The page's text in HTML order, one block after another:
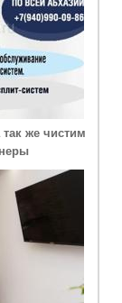
же чистим